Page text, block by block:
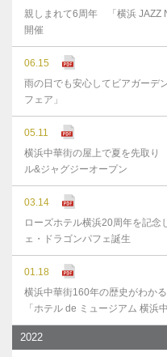
親しまれて6周年 「横浜 JAZZ
開催
06.15
雨の日でも安心してビアガーデ
フェア」
05.11
横浜中華街の屋上で夏を先取
ル&ジャグジーオープン
03.14
ローズホテル横浜20周年を記
ェ・ドラゴンパフェ誕生
01.18
横浜中華街160年の歴史がわか
「ホテル de ミュージアム 横浜
2022